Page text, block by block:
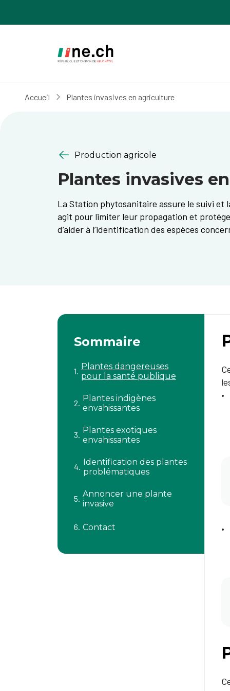
Accueil Plantes invasives en agriculture
Production agricole
Plantes invasives
La Station phytosanitaire assure le suivi et
agit pour limiter leur propagation et
d’aider à l’identification des espèces
Sommaire
Plantes dangereuses
pour la santé publique
Plantes indigènes
envahissantes
Plantes exotiques
envahissantes
Identification des plantes
problématiques
Annoncer une plante
invasive
Contact